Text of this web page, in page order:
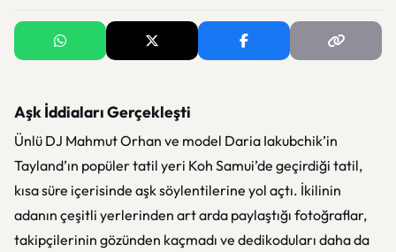
Aşk İddiaları Gerçekleşti
Ünlü DJ Mahmut Orhan ve model Daria Iakubchik’in
Tayland’ın popüler tatil yeri Koh Samui’de geçirdiği tatil,
kısa süre içerisinde aşk söylentilerine yol açtı. İkilinin
adanın çeşitli yerlerinden art arda paylaştığı fotoğraflar,
takipçilerinin gözünden kaçmadı ve dedikoduları daha da